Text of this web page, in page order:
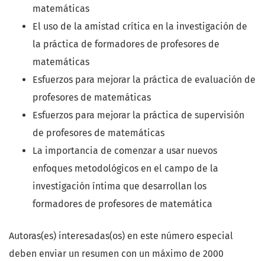
matemáticas
El uso de la amistad crítica en la investigación de
la práctica de formadores de profesores de
matemáticas
Esfuerzos para mejorar la práctica de evaluación de
profesores de matemáticas
Esfuerzos para mejorar la práctica de supervisión
de profesores de matemáticas
La importancia de comenzar a usar nuevos
enfoques metodológicos en el campo de la
investigación íntima que desarrollan los
formadores de profesores de matemática
Autoras(es) interesadas(os) en este número especial
deben enviar un resumen con un máximo de 2000